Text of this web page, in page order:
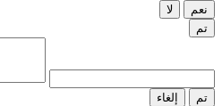
نعم
لا
تم
تم إلغاء